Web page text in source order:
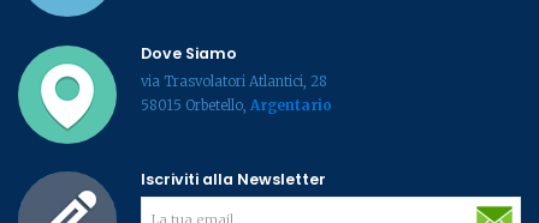
Dove Siamo
via Trasvolatori Atlantici, 28
58015 Orbetello, Argentario
Iscriviti alla Newsletter